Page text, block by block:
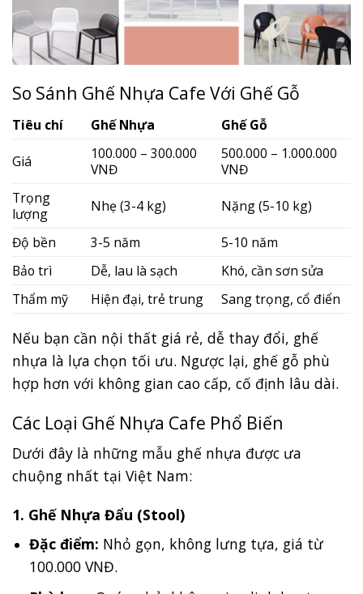
So Sánh Ghế Nhựa Cafe Với Ghế Gỗ
Tiêu chí Ghế Nhựa Ghế Gỗ
Giá
100.000 – 300.000
VNĐ
500.000 – 1.000.000
VNĐ
Trọng
lượng
Nhẹ (3-4 kg) Nặng (5-10 kg)
Độ bền 3-5 năm
5-10 năm
Bảo trì
Dễ, lau là sạch
Khó, cần sơn sửa
Thẩm mỹ
Hiện đại, trẻ trung Sang trọng, cổ điển
Nếu bạn cần nội thất giá rẻ, dễ thay đổi, ghế
nhựa là lựa chọn tối ưu. Ngược lại, ghế gỗ phù
hợp hơn với không gian cao cấp, cố định lâu dài.
Các Loại Ghế Nhựa Cafe Phổ Biến
Dưới đây là những mẫu ghế nhựa được ưa
chuộng nhất tại Việt Nam:
1. Ghế Nhựa Đẩu (Stool)
Đặc điểm: Nhỏ gọn, không lưng tựa, giá từ
100.000 VNĐ.